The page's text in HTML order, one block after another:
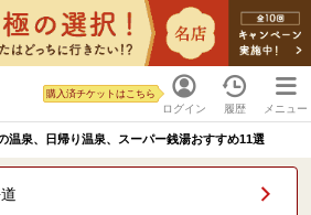
ログイン
購入済チケットはこちら
履歴 メニュー
温泉、日帰り温泉、スーパー銭湯おすすめ11選